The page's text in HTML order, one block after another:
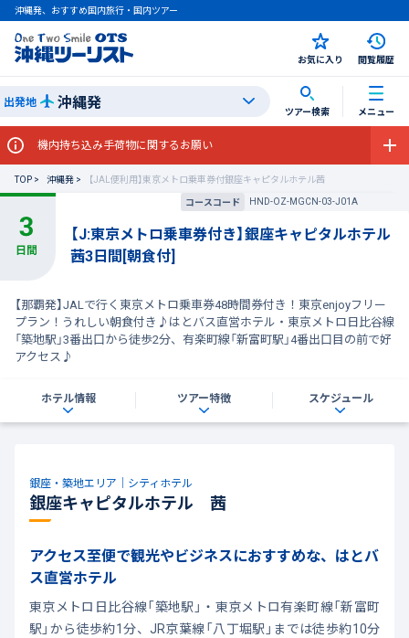
沖縄発、おすすめ国内旅行・国内ツアー
お気に入り 閲覧履歴
出発地 沖縄発 ツアー検索 メニュー
機内持ち込み手荷物に関するお願い
TOP 沖縄発
【JAL便利用】東京メトロ乗車券付銀座キャピタルホテル茜
コースコード
HND-OZ-MGCN-03-J01A
【J:東京メトロ乗車券付き】銀座キャピタルホテル
茜3日間[朝食付]
【那覇発】JALで行く東京メトロ乗車券48時間券付き！東京enjoyフリー
プラン！うれしい朝食付き♪はとバス直営ホテル・東京メトロ日比谷線
「築地駅」3番出口から徒歩2分、有楽町線「新富町駅」4番出口目の前で好
アクセス♪
ホテル情報 ツアー特徴 スケジュール
銀座・築地エリア｜シティホテル
銀座キャピタルホテル 茜
アクセス至便で観光やビジネスにおすすめな、はとバ
ス直営ホテル
東京メトロ日比谷線「築地駅」・東京メトロ有楽町線「新富町
駅」から徒歩約1分、JR京葉線「八丁堀駅」までは徒歩約10分